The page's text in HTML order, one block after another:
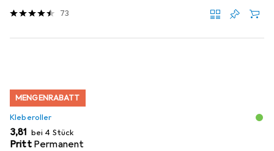
73
MENGENRABATT
Kleberoller
EUR
3,81 bei 4 Stück
Pritt Permanent